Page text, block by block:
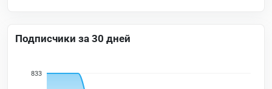
Подписчики за 30 дней
833